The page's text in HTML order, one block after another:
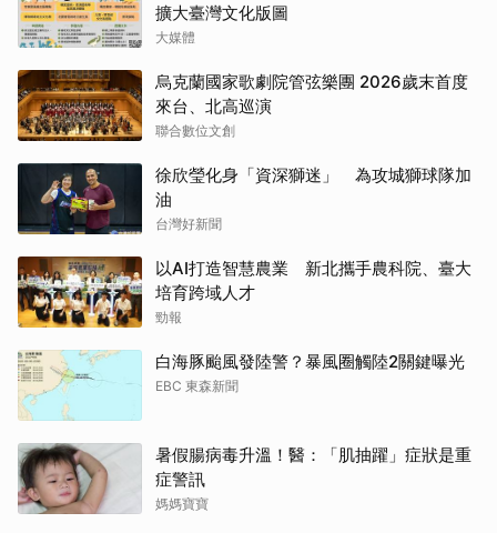
擴大臺灣文化版圖
大媒體
烏克蘭國家歌劇院管弦樂團 2026歲末首度
來台、北高巡演
聯合數位文創
徐欣瑩化身「資深獅迷」 為攻城獅球隊加
油
台灣好新聞
以AI打造智慧農業 新北攜手農科院、臺大
培育跨域人才
勁報
白海豚颱風發陸警？暴風圈觸陸2關鍵曝光
EBC 東森新聞
暑假腸病毒升溫！醫：「肌抽躍」症狀是重
症警訊
媽媽寶寶